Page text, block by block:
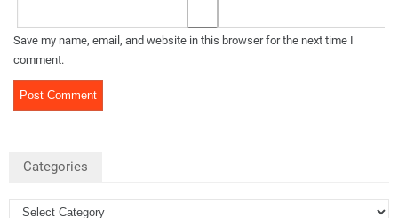
Save my name, email, and website in this browser for the next time I
comment.
Categories